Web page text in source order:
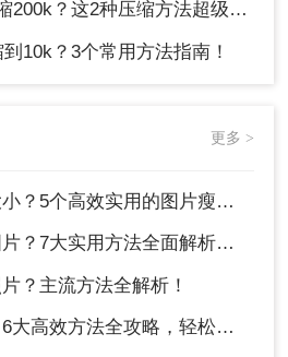
成尺寸调整。
？这2种压缩方法超级好用！
10k？3个常用方法指南！
更多 >
高效实用的图片瘦身方法全解析！
方法全面解析，轻松让图片"瘦身"成功！
？主流方法全解析！
方法全攻略，轻松搞定图片瘦身！